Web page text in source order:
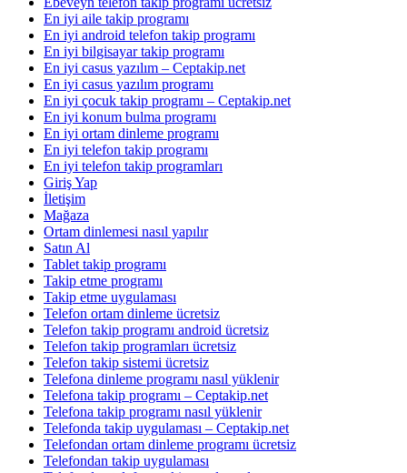
En iyi aile takip programı
En iyi android telefon takip programı
En iyi bilgisayar takip programı
En iyi casus yazılım – Ceptakip.net
En iyi casus yazılım programı
En iyi çocuk takip programı – Ceptakip.net
En iyi konum bulma programı
En iyi ortam dinleme programı
En iyi telefon takip programı
En iyi telefon takip programları
Giriş Yap
İletişim
Mağaza
Ortam dinlemesi nasıl yapılır
Satın Al
Tablet takip programı
Takip etme programı
Takip etme uygulaması
Telefon ortam dinleme ücretsiz
Telefon takip programı android ücretsiz
Telefon takip programları ücretsiz
Telefon takip sistemi ücretsiz
Telefona dinleme programı nasıl yüklenir
Telefona takip programı – Ceptakip.net
Telefona takip programı nasıl yüklenir
Telefonda takip uygulaması – Ceptakip.net
Telefondan ortam dinleme programı ücretsiz
Telefondan takip uygulaması